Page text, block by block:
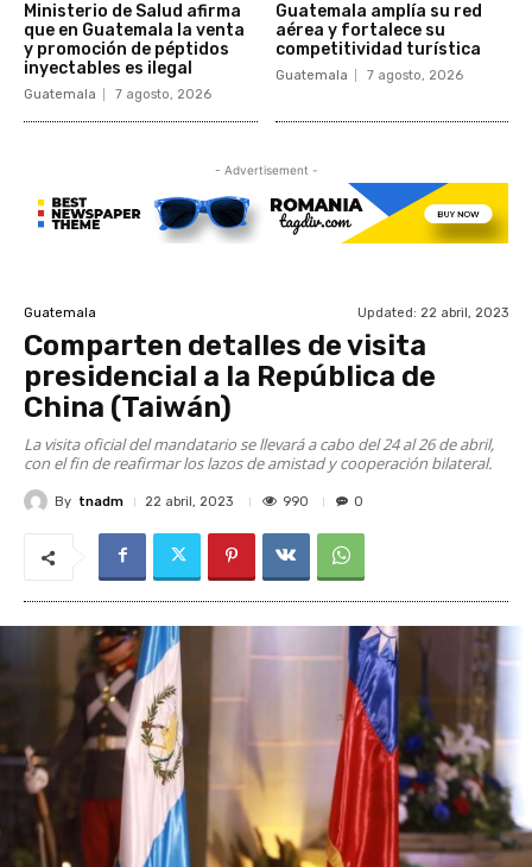
Ministerio de Salud afirma
que en Guatemala la venta
y promoción de péptidos
inyectables es ilegal
Guatemala 7 agosto, 2026
Guatemala amplía su red
aérea y fortalece su
competitividad turística
Guatemala 7 agosto, 2026
- Advertisement -